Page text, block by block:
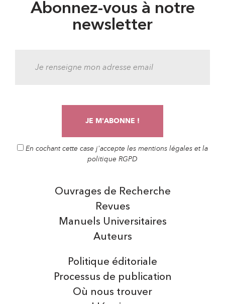
Abonnez-vous à notre
newsletter
En cochant cette case j'accepte les mentions légales et la
politique RGPD
Auteurs
Manuels Universitaires
Ouvrages de Recherche
Revues
Politique éditoriale
Processus de publication
Où nous trouver